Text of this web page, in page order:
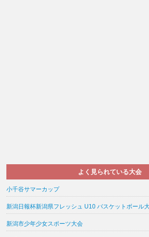
よく見られている大会
小千谷サマーカップ
新潟日報杯新潟県フレッシュ U10 バスケットボール
新潟市少年少女スポーツ大会